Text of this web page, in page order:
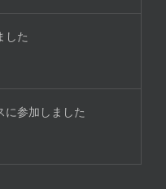
した
に参加しました